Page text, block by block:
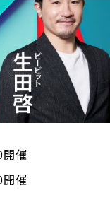
催
催